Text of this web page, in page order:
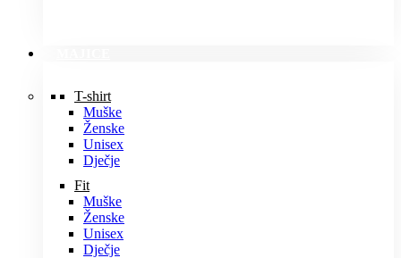
T-shirt
Muške
Ženske
Unisex
Dječje
Fit
Muške
Ženske
Unisex
Dječje